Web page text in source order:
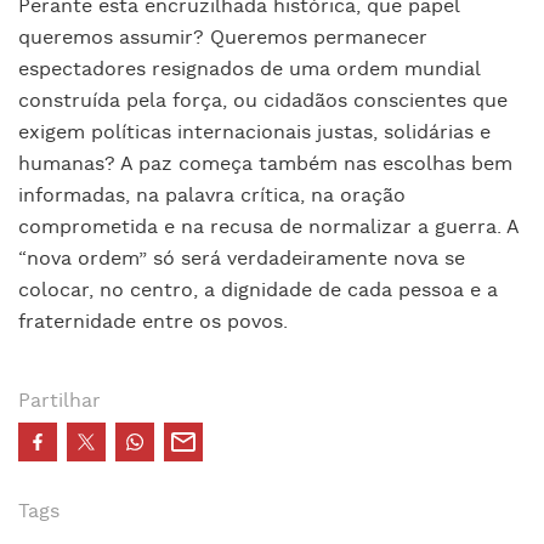
Perante esta encruzilhada histórica, que papel
queremos assumir? Queremos permanecer
espectadores resignados de uma ordem mundial
construída pela força, ou cidadãos conscientes que
exigem políticas internacionais justas, solidárias e
humanas? A paz começa também nas escolhas bem
informadas, na palavra crítica, na oração
comprometida e na recusa de normalizar a guerra. A
“nova ordem” só será verdadeiramente nova se
colocar, no centro, a dignidade de cada pessoa e a
fraternidade entre os povos.
Partilhar
Tags